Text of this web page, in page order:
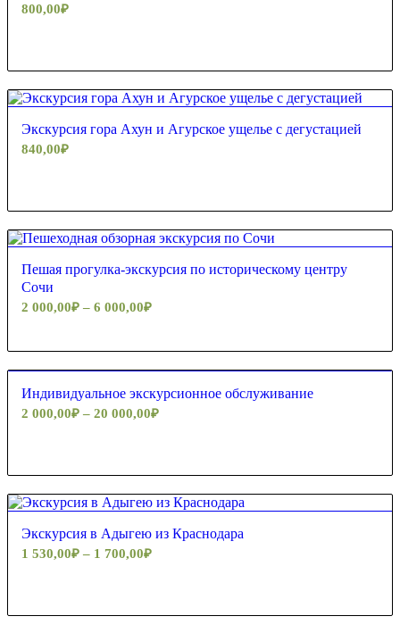
800,00₽
4.43
Экскурсия гора Ахун и Агурское ущелье с дегустацией
840,00₽
5.00
Пешая прогулка-экскурсия по историческому центру
Сочи
2 000,00₽ – 6 000,00₽
5.00
Индивидуальное экскурсионное обслуживание
2 000,00₽ – 20 000,00₽
Экскурсия в Адыгею из Краснодара
1 530,00₽ – 1 700,00₽